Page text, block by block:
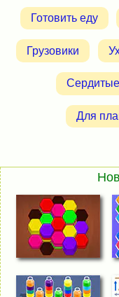
Готовить еду
Грузовики
Для